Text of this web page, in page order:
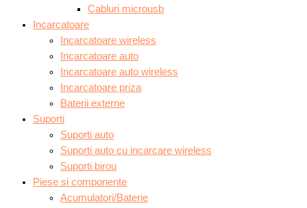
Cabluri microusb
Incarcatoare
Incarcatoare wireless
Incarcatoare auto
Incarcatoare auto wireless
Incarcatoare priza
Baterii externe
Suporti
Suporti auto
Suporti auto cu incarcare wireless
Suporti birou
Piese si componente
Acumulatori/Baterie